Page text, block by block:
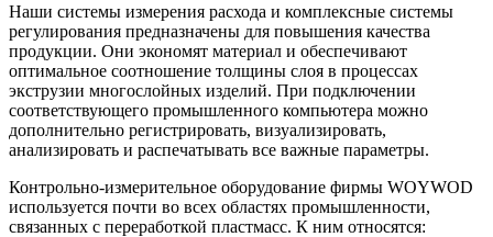
Наши системы измерения расхода и комплексные системы
регулирования предназначены для повышения качества
продукции. Они экономят материал и обеспечивают
оптимальное соотношение толщины слоя в процессах
экструзии многослойных изделий. При подключении
соответствующего промышленного компьютера можно
дополнительно регистрировать, визуализировать,
анализировать и распечатывать все важные параметры.
Контрольно-измерительное оборудование фирмы WOYWOD
используется почти во всех областях промышленности,
связанных с переработкой пластмасс. К ним относятся: